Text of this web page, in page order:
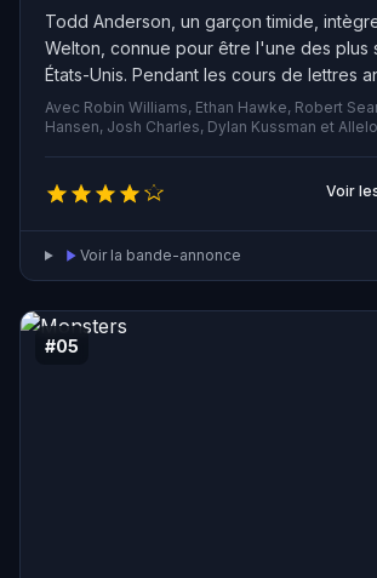
Todd Anderson, un garçon timide,
Welton, connue pour être l'une des plus
États-Unis. Pendant les cours de lettres
rencontre M. Keating, un professeur qui
manière différente, en encourageant
penser par eux-mêmes et à briser les
sociales. Cette rencontre change non
de Todd, mais aussi celle de ses amis.
Avec Robin Williams, Ethan Hawke, Robert
Hansen, Josh Charles, Dylan Kussman et
Voir
Voir la bande-annonce
#05